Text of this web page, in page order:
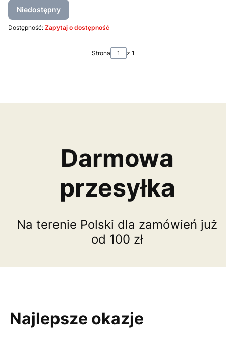
Niedostępny
Dostępność: Zapytaj o dostępność
Strona z 1
Darmowa
przesyłka
Na terenie Polski dla zamówień już
od 100 zł
Najlepsze okazje